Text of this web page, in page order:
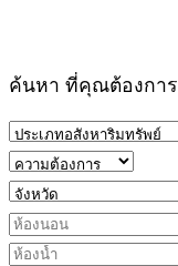
ค้นหา ที่คุณต้องการ